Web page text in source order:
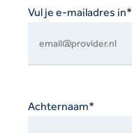
Vul je e-mailadres in*
Achternaam*